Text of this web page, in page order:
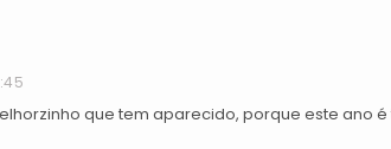
que tem aparecido, porque este ano